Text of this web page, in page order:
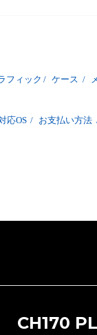
フィック / ケース /
応OS / お支払い方法
CH170